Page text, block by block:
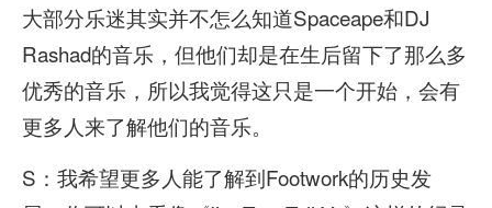
大部分乐迷其实并不怎么知道Spaceape和DJ
Rashad的音乐，但他们却是在生后留下了那么多
优秀的音乐，所以我觉得这只是一个开始，会有
更多人来了解他们的音乐。
S：我希望更多人能了解到Footwork的历史发